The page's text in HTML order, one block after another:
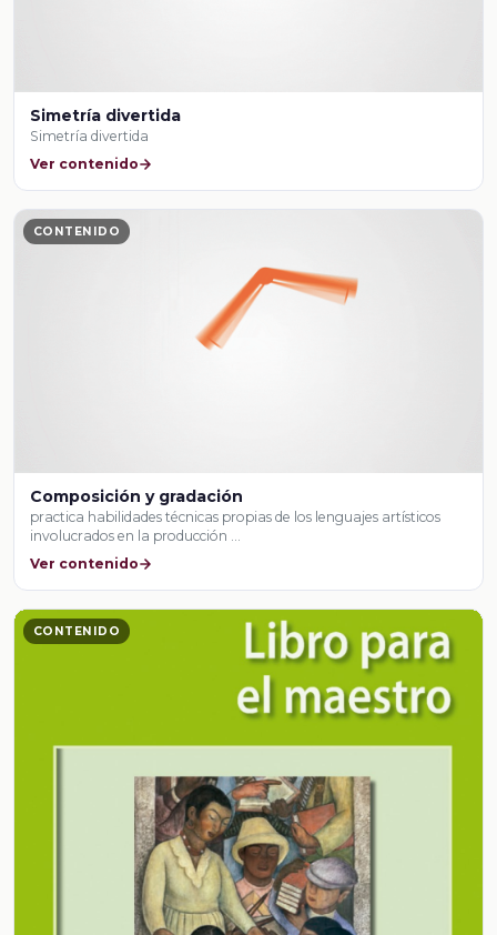
Simetría divertida
Simetría divertida
Ver contenido
CONTENIDO
Composición y gradación
practica habilidades técnicas propias de los lenguajes artísticos
involucrados en la producción …
Ver contenido
CONTENIDO